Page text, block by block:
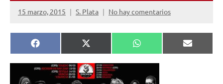
15 marzo, 2015 S. Plata No hay comentarios
Compartir
en
Facebook
Compartir
en
X
(Twitter)
Compartir
en
WhatsApp
en
Email